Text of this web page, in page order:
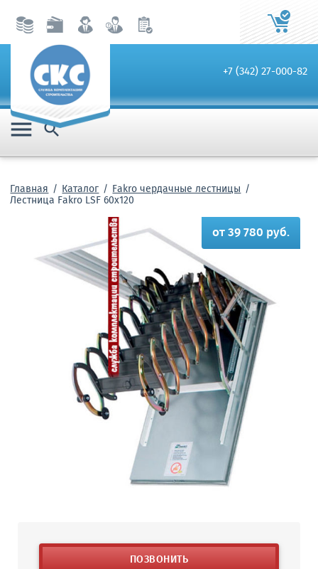
+7 (342) 27-000-82
 
Главная Каталог Fakro чердачные лестницы
Лестница Fakro LSF 60х120
от 39 780 руб.
ПОЗВОНИТЬ